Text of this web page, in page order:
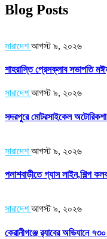
Blog Posts
সারাদেশ আগস্ট ৯, ২০২৬
শাহরাস্তি প্রেসক্লাব সভাপতি
সারাদেশ আগস্ট ৯, ২০২৬
সদরপুরে মোটরসাইকেল
সারাদেশ আগস্ট ৯, ২০২৬
পলাশবাড়ীতে গ্যাস লাইন,শিল্প
সারাদেশ আগস্ট ৯, ২০২৬
কেরানীগঞ্জে র‍্যাবের অভিযানে